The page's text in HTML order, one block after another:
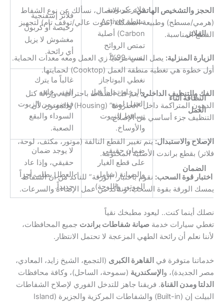
الفلاتر
فلاتر كربونية
نشطة (Active
Carbon) أصلية
تمتص الروائح
بنسبة 99%.
فلاتر إسفنجية
رخيصة أو كربون
مغشوش لا يزيل
أي رائحة.
النظافة أثناء
العمل
نغطي البوتاجاز
والرخام تماماً قبل
العمل لمنع
تساقط الزيوت
والأوساخ.
غالباً ما يترك
الفني خلفه
فوضى من الزيوت
السوداء والبقع
الصعبة.
الضمان
ضمان حقيقي
على قطع الغيار
والصيانة (شامل
الموتور واللوحة).
لا يوجد ضمان
حقيقي، وإذا عاد
العطل يطلب أجراً
جديداً.
الحجز والتشخيص الهاتفي:عند الاتصال، نسألك عن نوع الشفاط
(هرمي/مسطح) وطبيعة المشكلة (صوت عالي/توقف تام) لتجهيز
القطع المناسبة.
الزيارة المنزلية: يصل الفني مرتدياً زي العمل ومعه معدات الحماية.
أول خطوة هي تغطية منطقة العمل (Cooktop) لحمايتها.
الفك والتنظيف الداخلي:يتم فك الشفاط باحترافية، وإزالة كتل
الدهون المتراكمة داخل “الحلزونة” (Housing) والموتور، لأن
التنظيف جزء أساسي من الإصلاح.
الإصلاح والاستبدال:يتم تغيير القطع التالفة (موتور، مكثف، لوحة،
فلاتر) بقطع براندت الأصلية المختومة.
اختبار قوة السحب: نقوم باختبار “الورقة” للتأكد من أن الشفاط
يمسك الورقة بقوة السحب، ونتأكد من عمل الإضاءة والسرعات.
نصلك أينما كنت.. ليعود مطبخك نقياً
تغطي سيارات خدمة صيانة شفاطات براندت جميع المحافظات،
لأننا نعلم أن رائحة الطهي المزعجة لا تحتمل الانتظار.
خدماتنا متوفرة في القاهرة الكبرى (التجمع، الشيخ زايد، المعادي،
مصر الجديدة)، و الإسكندرية (سموحة، الساحل)، وكافة محافظات
الدلتا ومدن القناة. فريقنا جاهز للتدخل الفوري لإصلاح الشفاطات
البيلت إن (Built-in) والشفاطات المركزية والجزيرة (Island